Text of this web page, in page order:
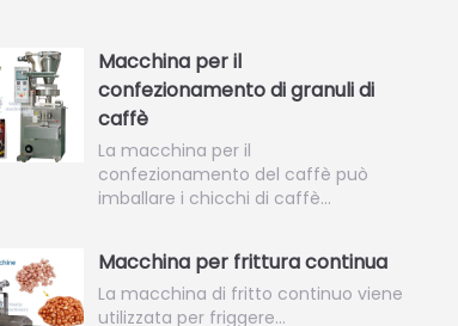
Macchina per il
confezionamento di granuli di
caffè
La macchina per il
confezionamento del caffè può
imballare i chicchi di caffè…
Macchina per frittura continua
La macchina di fritto continuo viene
utilizzata per friggere…